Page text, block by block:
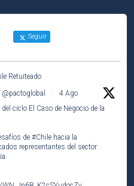
Seguir
Retuiteado
@pactoglobal ·
4 Ago
ciclo El Caso de Negocio de la
de #Chile hacia la
representantes del sector